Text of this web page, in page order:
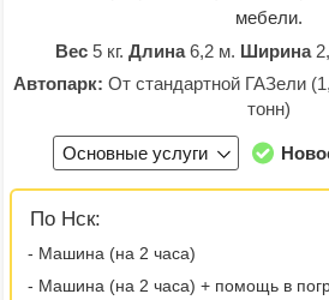
мебели.
Вес5 кг. Длина6,2 м. Ширина
Автопарк: От стандартной ГАЗели
тонн)
Основные услуги
По Нск:
- Машина (на 2 часа)
- Машина (на 2 часа) + помощь в